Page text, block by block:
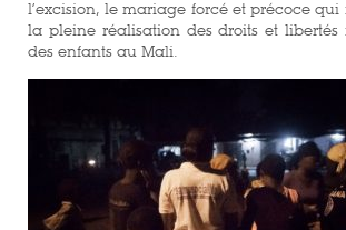
l’excision, le mariage forcé et précoce qui
la pleine réalisation des droits et libertés
des enfants au Mali.